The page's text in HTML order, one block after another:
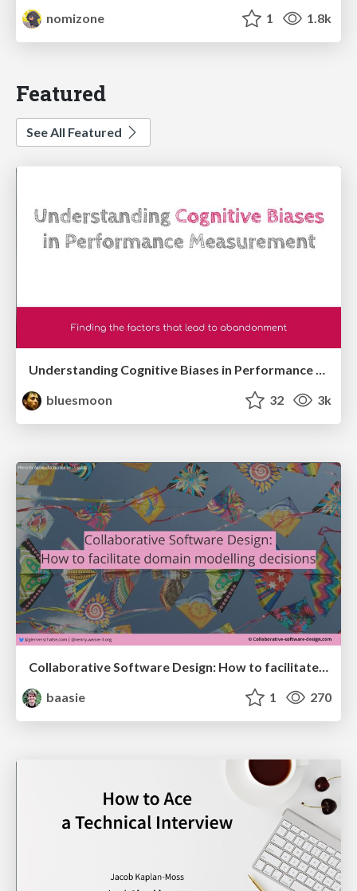
nomizone
1 1.8k
Featured
See All Featured
Understanding Cognitive Biases in Performance Measurement
bluesmoon
32 3k
Collaborative Software Design: How to facilitate domain modelling decisions
baasie
1 270